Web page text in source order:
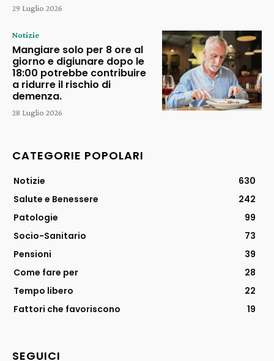
29 Luglio 2026
Notizie
Mangiare solo per 8 ore al
giorno e digiunare dopo le
18:00 potrebbe contribuire
a ridurre il rischio di
demenza.
28 Luglio 2026
CATEGORIE POPOLARI
Notizie
630
Salute e Benessere
242
Patologie
99
Socio-Sanitario
73
Pensioni
39
Come fare per
28
Tempo libero
22
Fattori che favoriscono
19
SEGUICI